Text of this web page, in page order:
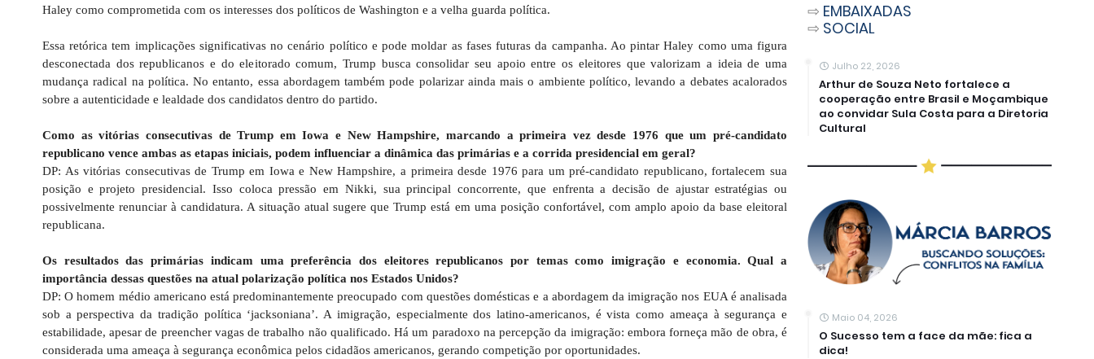
Haley como comprometida com os interesses dos políticos de Washington e a velha guarda política.
Essa retórica tem implicações significativas no cenário político e pode moldar as fases futuras da campanha. Ao pintar Haley como uma figura
desconectada dos republicanos e do eleitorado comum, Trump busca consolidar seu apoio entre os eleitores que valorizam a ideia de uma
mudança radical na política. No entanto, essa abordagem também pode polarizar ainda mais o ambiente político, levando a debates acalorados
sobre a autenticidade e lealdade dos candidatos dentro do partido.
Como as vitórias consecutivas de Trump em Iowa e New Hampshire, marcando a primeira vez desde 1976 que um pré-candidato
republicano vence ambas as etapas iniciais, podem influenciar a dinâmica das primárias e a corrida presidencial em geral?
DP: As vitórias consecutivas de Trump em Iowa e New Hampshire, a primeira desde 1976 para um pré-candidato republicano, fortalecem sua
posição e projeto presidencial. Isso coloca pressão em Nikki, sua principal concorrente, que enfrenta a decisão de ajustar estratégias ou
possivelmente renunciar à candidatura. A situação atual sugere que Trump está em uma posição confortável, com amplo apoio da base eleitoral
republicana.
Os resultados das primárias indicam uma preferência dos eleitores republicanos por temas como imigração e economia. Qual a
importância dessas questões na atual polarização política nos Estados Unidos?
DP: O homem médio americano está predominantemente preocupado com questões domésticas e a abordagem da imigração nos EUA é analisada
sob a perspectiva da tradição política ‘jacksoniana’. A imigração, especialmente dos latino-americanos, é vista como ameaça à segurança e
estabilidade, apesar de preencher vagas de trabalho não qualificado. Há um paradoxo na percepção da imigração: embora forneça mão de obra, é
considerada uma ameaça à segurança econômica pelos cidadãos americanos, gerando competição por oportunidades.
⇨ EMBAIXADAS
⇨ SOCIAL
Julho 22, 2026
Arthur de Souza Neto fortalece a
cooperação entre Brasil e Moçambique
ao convidar Sula Costa para a Diretoria
Cultural
Maio 04, 2026
O Sucesso tem a face da mãe: fica a
dica!